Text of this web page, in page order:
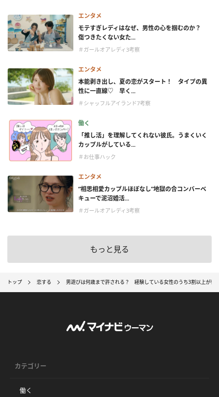
エンタメ
モテすぎレディはなぜ、男性の心を掴むのか？
傷つきたくない女た...
＃ガールオアレディ3考察
エンタメ
本能剥き出し、夏の恋がスタート！ タイプの異
性に一直線♡ 早く...
＃シャッフルアイランド7考察
働く
「推し活」を理解してくれない彼氏。うまくいく
カップルがしている...
＃お仕事ハック
エンタメ
“相思相愛カップルほぼなし”地獄の合コンバーベ
キューで泥沼婚活...
＃ガールオアレディ3考察
もっと見る
トップ 恋する 男遊びは何歳まで許される？ 経験している女性のうち3割以上が後
カテゴリー
働く